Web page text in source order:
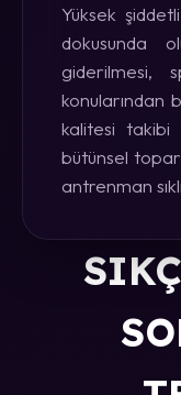
Yüksek
dokusunda
giderilmesi,
konularından
kalitesi takibi
bütünsel
antrenman